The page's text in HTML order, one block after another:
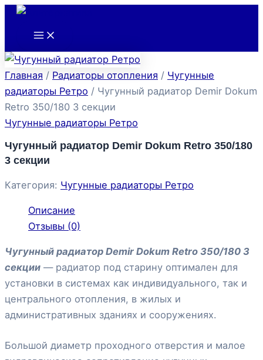
Перейти
содержимому
Main
Главная / Радиаторы отопления / Чугунные
радиаторы Ретро / Чугунный радиатор Demir Dokum
Retro 350/180 3 секции
Чугунные радиаторы Ретро
Чугунный радиатор Demir Dokum Retro 350/180
3 секции
Категория: Чугунные радиаторы Ретро
Описание
Отзывы (0)
Чугунный радиатор Demir Dokum Retro 350/180 3
секции — радиатор под старину оптимален для
установки в системах как индивидуального, так и
центрального отопления, в жилых и
административных зданиях и сооружениях.
Большой диаметр проходного отверстия и малое